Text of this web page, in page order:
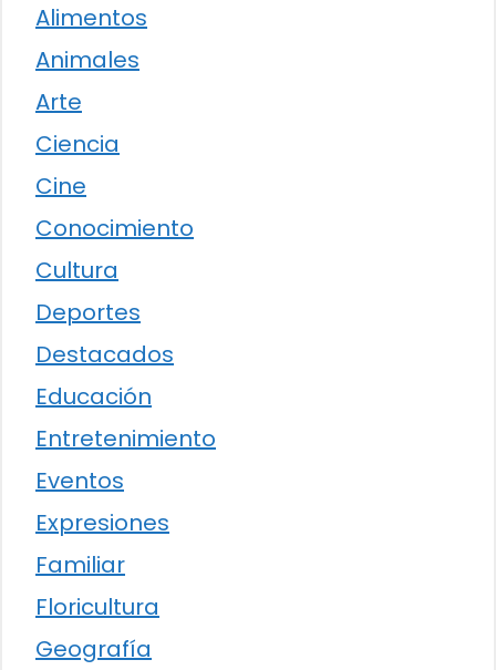
Alimentos
Animales
Arte
Ciencia
Cine
Conocimiento
Cultura
Deportes
Destacados
Educación
Entretenimiento
Eventos
Expresiones
Familiar
Floricultura
Geografía